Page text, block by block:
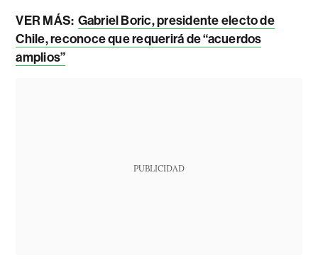
VER MÁS: Gabriel Boric, presidente electo de
Chile, reconoce que requerirá de “acuerdos
amplios”
PUBLICIDAD